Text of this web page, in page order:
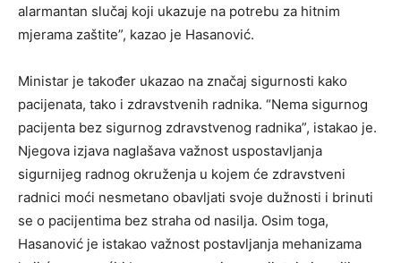
alarmantan slučaj koji ukazuje na potrebu za hitnim
mjerama zaštite”, kazao je Hasanović.
Ministar je također ukazao na značaj sigurnosti kako
pacijenata, tako i zdravstvenih radnika. “Nema sigurnog
pacijenta bez sigurnog zdravstvenog radnika”, istakao je.
Njegova izjava naglašava važnost uspostavljanja
sigurnijeg radnog okruženja u kojem će zdravstveni
radnici moći nesmetano obavljati svoje dužnosti i brinuti
se o pacijentima bez straha od nasilja. Osim toga,
Hasanović je istakao važnost postavljanja mehanizama